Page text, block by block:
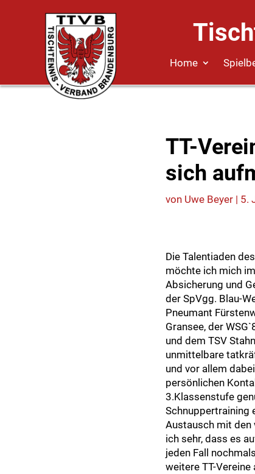
Home
TT-
sich
von Uwe Beyer | 5.
Die Talentiaden
möchte ich mich
Absicherung und
der SpVgg. Blau-
Pneumant
Gransee, der
und dem TSV
unmittelbare
und vor allem
persönlichen
3.Klassenstufe
Schnuppertraining
Austausch mit den
ich sehr, dass es
jeden Fall
weitere TT-